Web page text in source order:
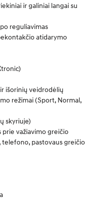
ir galiniai langai su
reguliavimas
atidarymo
išorinių veidrodėlių
režimai (Sport, Normal,
skyriuje)
prie važiavimo greičio
telefono, pastovaus greičio